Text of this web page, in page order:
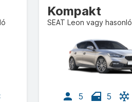
Kompakt
SEAT Leon vagy hasonló
5 5